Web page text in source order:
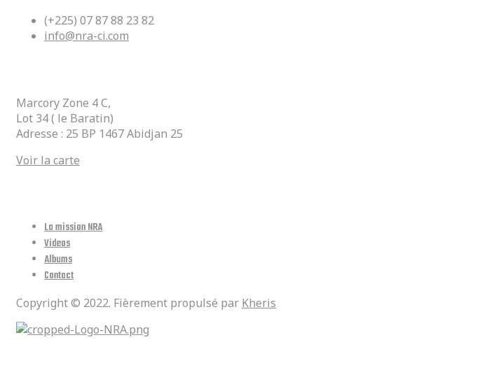
(+225) 07 87 88 23 82
info@nra-ci.com
Marcory Zone 4 C,
Lot 34 ( le Baratin)
Adresse : 25 BP 1467 Abidjan 25
Voir la carte
La mission NRA
Videos
Albums
Contact
Copyright © 2022. Fièrement propulsé par Kheris